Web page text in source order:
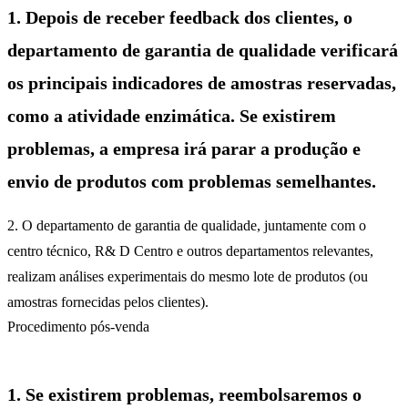
1. Depois de receber feedback dos clientes, o
departamento de garantia de qualidade verificará
os principais indicadores de amostras reservadas,
como a atividade enzimática. Se existirem
problemas, a empresa irá parar a produção e
envio de produtos com problemas semelhantes.
2. O departamento de garantia de qualidade, juntamente com o
centro técnico, R& D Centro e outros departamentos relevantes,
realizam análises experimentais do mesmo lote de produtos (ou
amostras fornecidas pelos clientes).
Procedimento pós-venda
1. Se existirem problemas, reembolsaremos o